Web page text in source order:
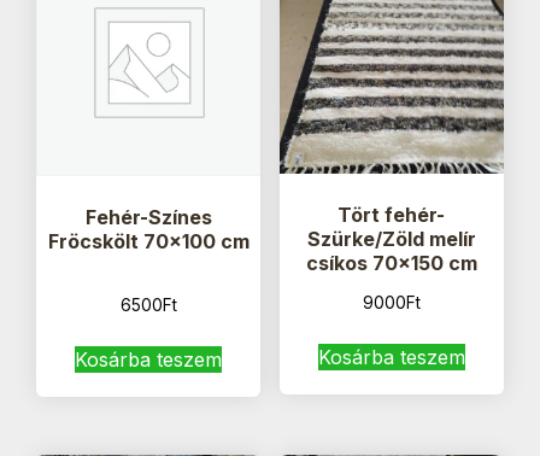
Fehér-Színes
Fröcskölt 70×100 cm
6500Ft
Kosárba teszem
Tört fehér-
Szürke/Zöld melír
csíkos 70×150 cm
9000Ft
Kosárba teszem